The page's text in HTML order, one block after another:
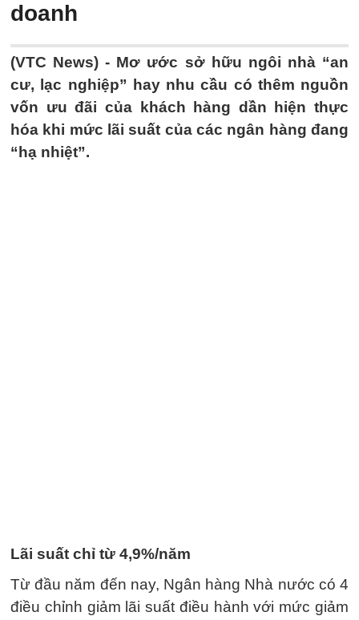
doanh
(VTC News) - Mơ ước sở hữu ngôi nhà “an
cư, lạc nghiệp” hay nhu cầu có thêm nguồn
vốn ưu đãi của khách hàng dần hiện thực
hóa khi mức lãi suất của các ngân hàng đang
“hạ nhiệt”.
Lãi suất chỉ từ 4,9%/năm
Từ đầu năm đến nay, Ngân hàng Nhà nước có 4
điều chỉnh giảm lãi suất điều hành với mức giảm